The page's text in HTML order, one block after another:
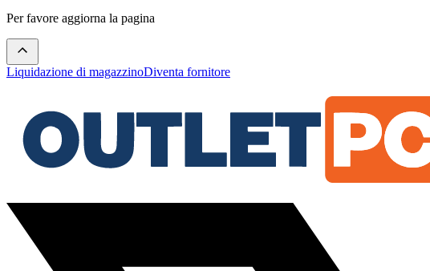
Per favore aggiorna la pagina
Liquidazione di magazzinoDiventa fornitore